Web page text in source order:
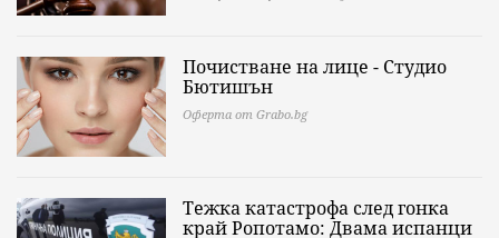
Почистване на лице - Студио
Бютишън
Оферта от Grabo.bg
Тежка катастрофа след гонка
край Ропотамо: Двама испанци